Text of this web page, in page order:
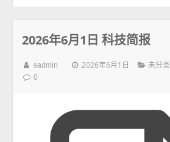
2026年6月1日 科技简报
sadmin 2026年6月1日 未分类
0